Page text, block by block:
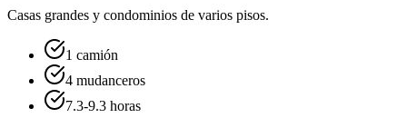
Casas grandes y condominios de varios pisos.
1 camión
4 mudanceros
7.3-9.3 horas